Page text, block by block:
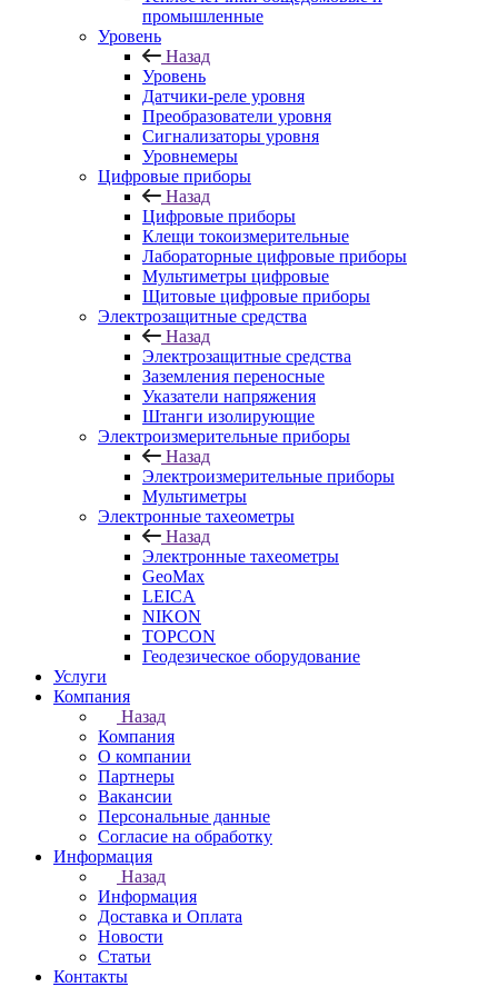
промышленные
Уровень
Назад
Уровень
Датчики-реле уровня
Преобразователи уровня
Сигнализаторы уровня
Уровнемеры
Цифровые приборы
Назад
Цифровые приборы
Клещи токоизмерительные
Лабораторные цифровые приборы
Мультиметры цифровые
Щитовые цифровые приборы
Электрозащитные средства
Назад
Электрозащитные средства
Заземления переносные
Указатели напряжения
Штанги изолирующие
Электроизмерительные приборы
Назад
Электроизмерительные приборы
Мультиметры
Электронные тахеометры
Назад
Электронные тахеометры
GeoMax
LEICA
NIKON
TOPCON
Геодезическое оборудование
Услуги
Компания
Назад
Компания
О компании
Партнеры
Вакансии
Персональные данные
Согласие на обработку
Информация
Назад
Информация
Доставка и Оплата
Новости
Статьи
Контакты